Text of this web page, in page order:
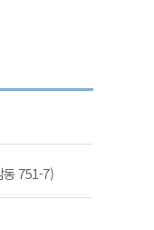
동 751-7)